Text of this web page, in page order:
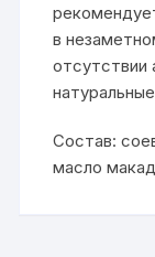
в
отсутствии
Состав:
масло